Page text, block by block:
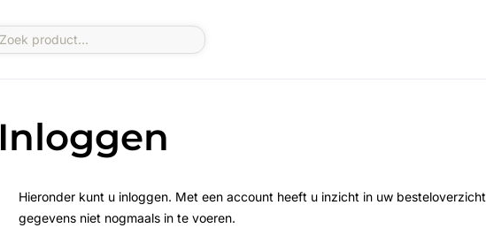
Inloggen
Hieronder kunt u inloggen. Met een account heeft u inzicht in uw
gegevens niet nogmaals in te voeren.